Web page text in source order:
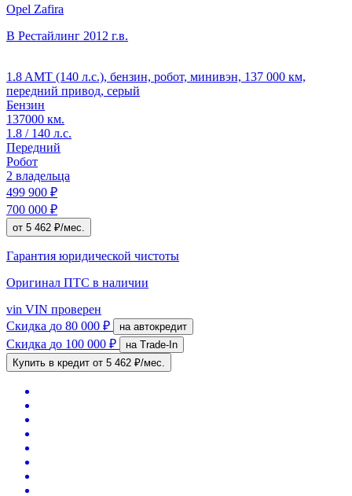
Opel Zafira
B Рестайлинг 2012 г.в.
1.8 AMT (140 л.с.), бензин, робот, минивэн, 137 000 км,
передний привод, серый
Бензин
137000 км.
1.8 / 140 л.с.
Передний
Робот
2 владельца
499 900 ₽
700 000 ₽
от 5 462 ₽/мес.
Гарантия юридической чистоты
Оригинал ПТС в наличии
vin VIN проверен
Скидка до 80 000 ₽ на автокредит
Скидка до 100 000 ₽
на Trade-In
Купить в кредит от 5 462 ₽/мес.